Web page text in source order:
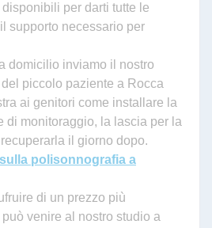
per darti tutte le
supporto necessario per
domicilio inviamo il nostro
piccolo paziente a Rocca
ai genitori come installare la
di monitoraggio, la lascia per la
il giorno dopo.
polisonnografia a
di un prezzo più
venire al nostro studio a